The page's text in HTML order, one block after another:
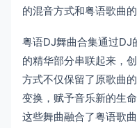
的混音方式和粤语歌曲
粤语DJ舞曲合集通过DJ
的精华部分串联起来，
方式不仅保留了原歌曲
变换，赋予音乐新的生命
这些舞曲融合了粤语歌